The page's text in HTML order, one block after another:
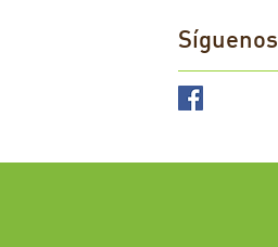
Síguenos